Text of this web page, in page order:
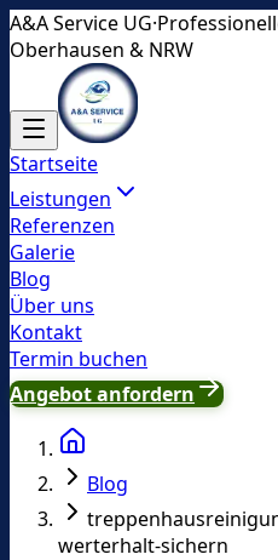
A&A Service UG·
Oberhausen & NRW
Startseite
Leistungen
Referenzen
Galerie
Blog
Über uns
Kontakt
Termin buchen
Angebot anfordern
Blog
werterhalt-sichern